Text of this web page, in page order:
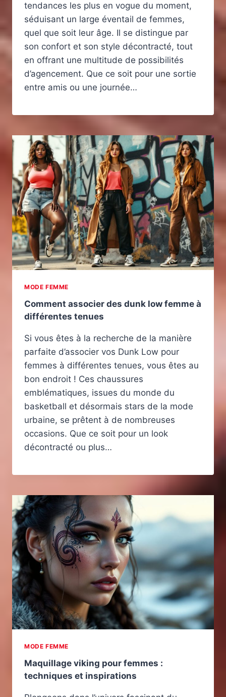
tendances les plus en vogue du moment,
séduisant un large éventail de femmes,
quel que soit leur âge. Il se distingue par
son confort et son style décontracté, tout
en offrant une multitude de possibilités
d’agencement. Que ce soit pour une sortie
entre amis ou une journée…
MODE FEMME
Comment associer des dunk low femme à
différentes tenues
Si vous êtes à la recherche de la manière
parfaite d’associer vos Dunk Low pour
femmes à différentes tenues, vous êtes au
bon endroit ! Ces chaussures
emblématiques, issues du monde du
basketball et désormais stars de la mode
urbaine, se prêtent à de nombreuses
occasions. Que ce soit pour un look
décontracté ou plus…
MODE FEMME
Maquillage viking pour femmes :
techniques et inspirations